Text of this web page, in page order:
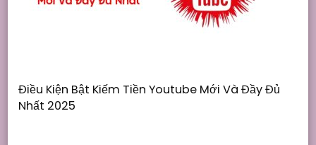
Điều Kiện Bật Kiếm Tiền Youtube Mới Và Đầy Đủ
Nhất 2025